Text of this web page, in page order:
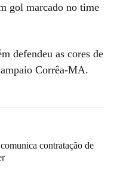
gol marcado no time
defendeu as cores de
Corrêa-MA.
contratação de